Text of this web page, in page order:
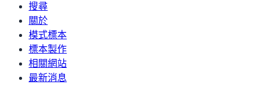
搜尋
關於
模式標本
標本製作
相關網站
最新消息